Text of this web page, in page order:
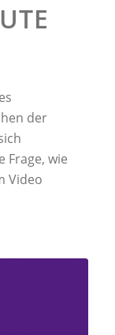
der
Frage, wie
Video